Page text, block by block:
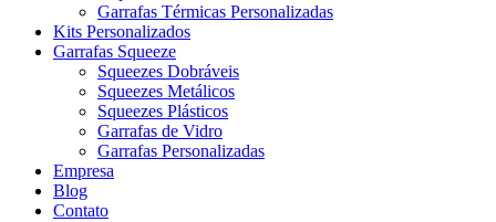
Garrafas Térmicas Personalizadas
Kits Personalizados
Garrafas Squeeze
Squeezes Dobráveis
Squeezes Metálicos
Squeezes Plásticos
Garrafas de Vidro
Garrafas Personalizadas
Empresa
Blog
Contato